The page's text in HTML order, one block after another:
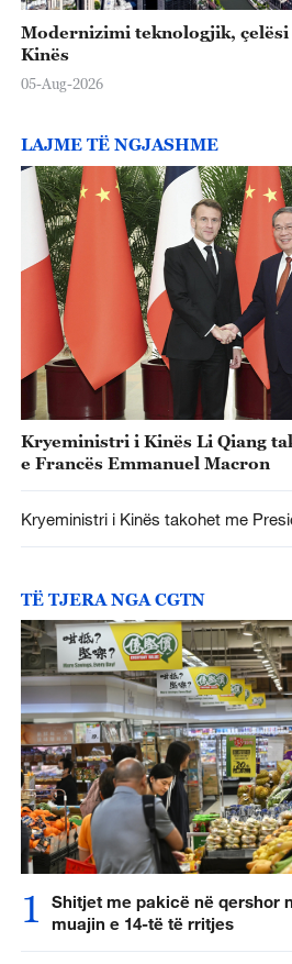
Modernizimi teknologjik,
Kinës
05-Aug-2026
LAJME TË NGJASHME
Kryeministri i Kinës Li Qiang
e Francës Emmanuel Macron
Kryeministri i Kinës takohet me
TË TJERA NGA CGTN
1
Shitjet me pakicë në qershor
muajin e 14-të të rritjes